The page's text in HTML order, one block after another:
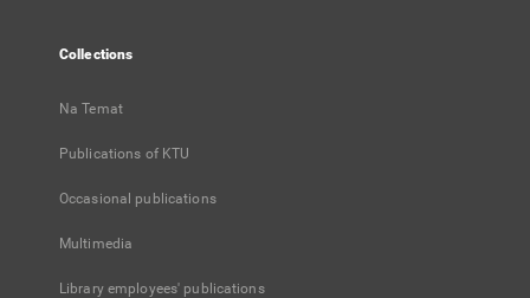
Collections
Na Temat
Publications of KTU
Occasional publications
Multimedia
Library employees' publications